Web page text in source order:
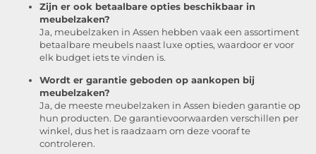
Zijn er ook betaalbare opties beschikbaar in
meubelzaken?
Ja, meubelzaken in Assen hebben vaak een assortiment
betaalbare meubels naast luxe opties, waardoor er voor
elk budget iets te vinden is.
Wordt er garantie geboden op aankopen bij
meubelzaken?
Ja, de meeste meubelzaken in Assen bieden garantie op
hun producten. De garantievoorwaarden verschillen per
winkel, dus het is raadzaam om deze vooraf te
controleren.